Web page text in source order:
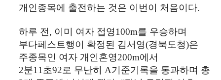
개인종목에 출전하는 것은 이번이 처음이다.
하루 전, 이미 여자 접영100m를 우승하며
부다페스트행이 확정된 김서영(경북도청)은
주종목인 여자 개인혼영200m에서
2분11 초92로 무난히 A기준기록을 통과하며 총